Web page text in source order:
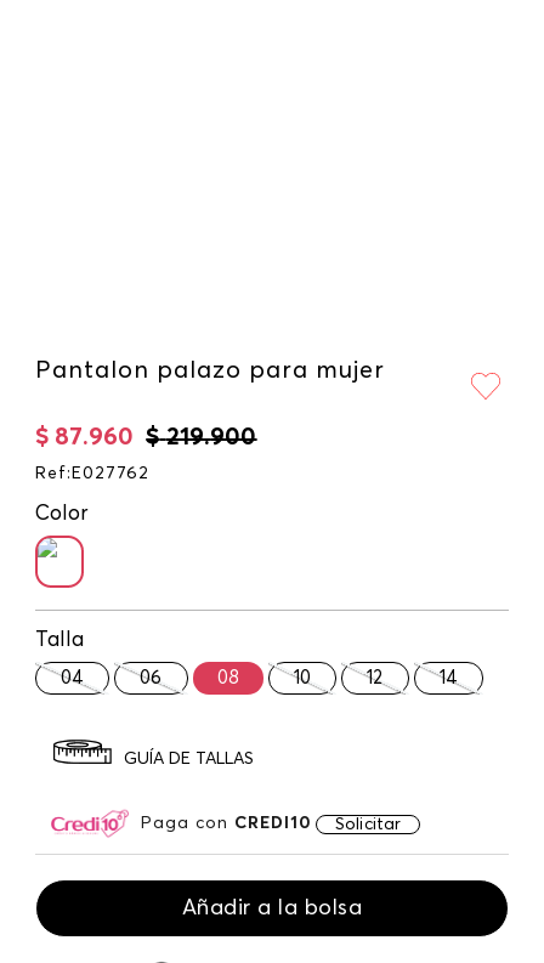
Pantalon palazo para mujer
$ 219.900
$ 87.960
Ref : E027762
Color
Talla
04 06 08 10 12 14
GUÍA DE TALLAS
Paga con CREDI10 Solicitar
Añadir a la bolsa